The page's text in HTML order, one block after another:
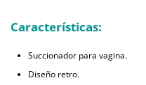
Características:
Succionador para vagina.
Diseño retro.